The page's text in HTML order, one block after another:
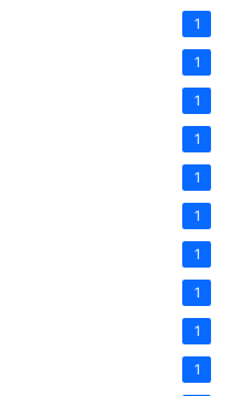
1
1
1
1
1
1
1
1
1
1